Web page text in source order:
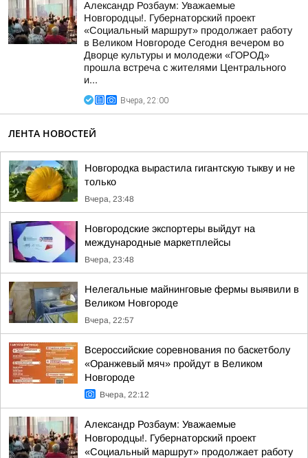
Александр Розбаум: Уважаемые
Новгородцы!. Губернаторский проект
«Социальный маршрут» продолжает работу
в Великом Новгороде Сегодня вечером во
Дворце культуры и молодежи «ГОРОД»
прошла встреча с жителями Центрального
и...
Вчера, 22:00
ЛЕНТА НОВОСТЕЙ
Новгородка вырастила гигантскую тыкву и не
только
Вчера, 23:48
Новгородские экспортеры выйдут на
международные маркетплейсы
Вчера, 23:48
Нелегальные майнинговые фермы выявили в
Великом Новгороде
Вчера, 22:57
Всероссийские соревнования по баскетболу
«Оранжевый мяч» пройдут в Великом
Новгороде
Вчера, 22:12
Александр Розбаум: Уважаемые
Новгородцы!. Губернаторский проект
«Социальный маршрут» продолжает работу